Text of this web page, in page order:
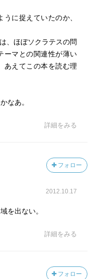
とも別の思いにこれ
怠から目を背けられ、
に熱中することに気
の交際に安住すること
されない、予期されな
に捉えていたのか、
、ほぼソクラテスの問
ーマとの関連性が薄い
あえてこの本を読む理
なあ。
詳細をみる
フォロー
2012.10.17
を出ない。
詳細をみる
フォロー